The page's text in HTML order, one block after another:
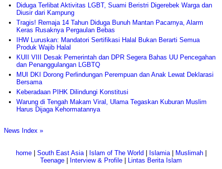
Diduga Terlibat Aktivitas LGBT, Suami Beristri Digerebek Warga dan
Diusir dari Kampung
Tragis! Remaja 14 Tahun Diduga Bunuh Mantan Pacarnya, Alarm
Keras Rusaknya Pergaulan Bebas
IHW Luruskan: Mandatori Sertifikasi Halal Bukan Berarti Semua
Produk Wajib Halal
KUII VIII Desak Pemerintah dan DPR Segera Bahas UU Pencegahan
dan Penanggulangan LGBTQ
MUI DKI Dorong Perlindungan Perempuan dan Anak Lewat Deklarasi
Bersama
Keberadaan PIHK Dilindungi Konstitusi
Warung di Tengah Makam Viral, Ulama Tegaskan Kuburan Muslim
Harus Dijaga Kehormatannya
News Index »
home| South East Asia| Islam of The World Islamia| Muslimah|
Teenage
Interview & Profile Lintas Berita Islam